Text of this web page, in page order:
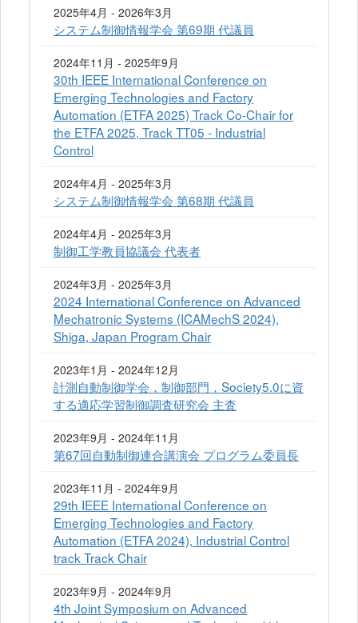
2025年4月 - 2026年3月
システム制御情報学会 第69期 代議員
2024年11月 - 2025年9月
30th IEEE International Conference on
Emerging Technologies and Factory
Automation (ETFA 2025) Track Co-Chair for
the ETFA 2025, Track TT05 - Industrial
Control
2024年4月 - 2025年3月
システム制御情報学会 第68期 代議員
2024年4月 - 2025年3月
制御工学教員協議会 代表者
2024年3月 - 2025年3月
2024 International Conference on Advanced
Mechatronic Systems (ICAMechS 2024),
Shiga, Japan Program Chair
2023年1月 - 2024年12月
計測自動制御学会，制御部門，Society5.0に資
する適応学習制御調査研究会 主査
2023年9月 - 2024年11月
第67回自動制御連合講演会 プログラム委員長
2023年11月 - 2024年9月
29th IEEE International Conference on
Emerging Technologies and Factory
Automation (ETFA 2024), Industrial Control
track Track Chair
2023年9月 - 2024年9月
4th Joint Symposium on Advanced